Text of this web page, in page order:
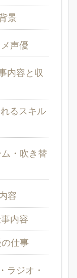
景
声優
内容と収
るスキル
・吹き替
容
内容
仕事
ジオ・